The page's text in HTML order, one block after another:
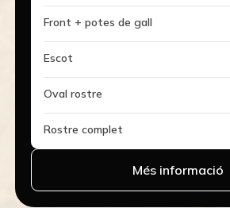
Front + potes de gall
Escot
Oval rostre
Rostre complet
Més informació